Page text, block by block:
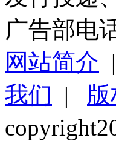
广告部电
网站简介
我们 |